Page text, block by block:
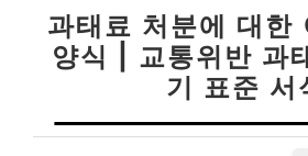
과태료 처분에 대한
양식 | 교통위반 과
기 표준 서